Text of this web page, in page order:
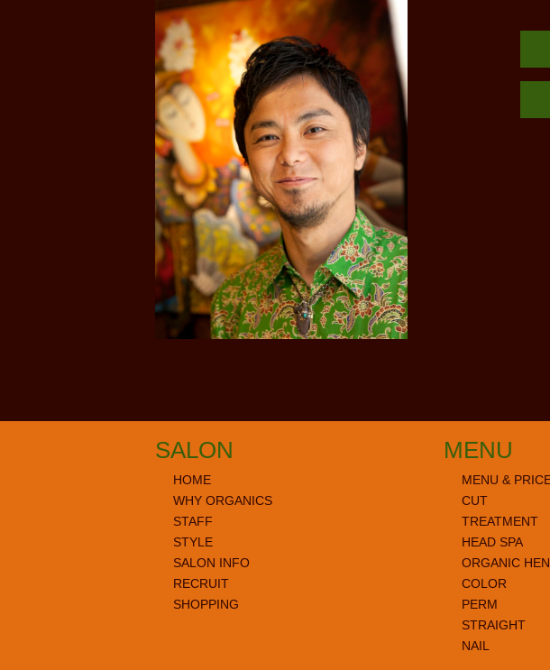
SALON
HOME
WHY ORGANICS
STAFF
STYLE
SALON INFO
RECRUIT
SHOPPING
MENU
MENU &
CUT
TREATMENT
HEAD SPA
ORGANIC
COLOR
PERM
STRAIGHT
NAIL